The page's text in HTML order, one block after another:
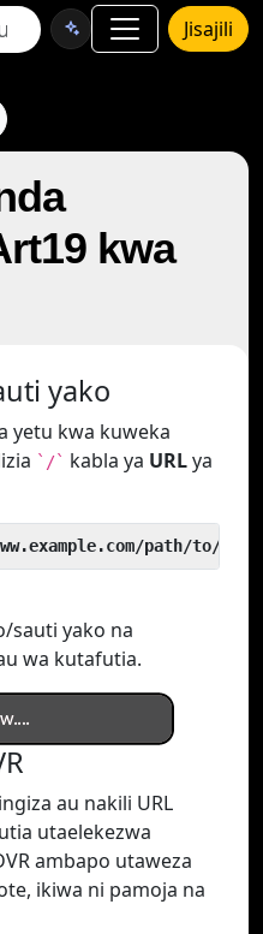
Jisajili
kwa
yako
yetu kwa kuweka
`/` kabla ya URLya
path/to/
sauti yako na
wa kutafutia.
au nakili URL
utaelekezwa
ambapo utaweza
ikiwa ni pamoja na